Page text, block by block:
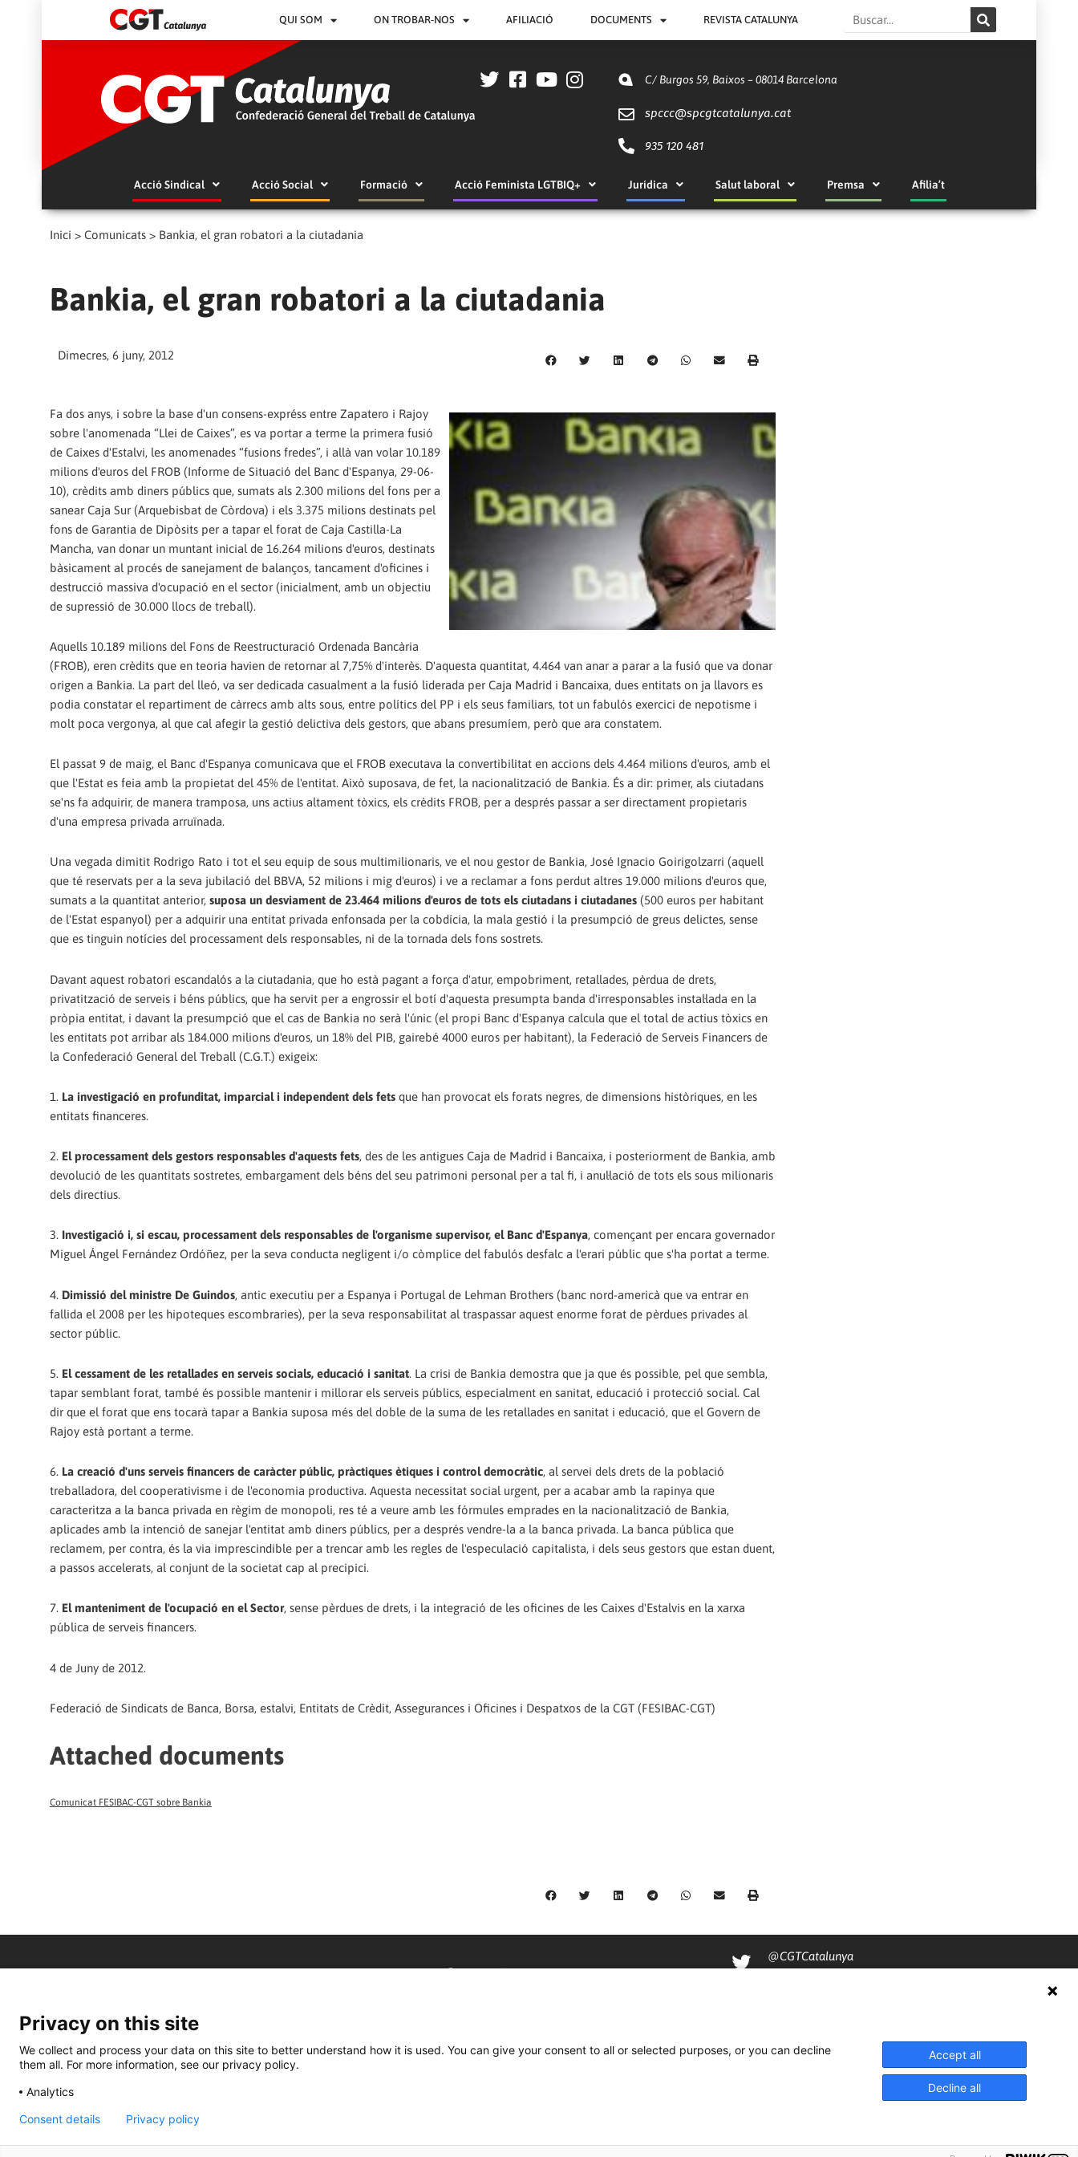
QUI SOM ON TROBAR-NOS AFILIACIÓ DOCUMENTS REVISTA CATALUNYA Search
C/ Burgos 59, Baixos – 08014 Barcelona
spccc@spcgtcatalunya.cat
935 120 481
Acció Sindical Acció Social Formació Acció Feminista LGTBIQ+ Jurídica Salut laboral Premsa Afilia’t
Inici > Comunicats > Bankia, el gran robatori a la ciutadania
Bankia, el gran robatori a la ciutadania
Dimecres, 6 juny, 2012
Fa dos anys, i sobre la base d'un consens-expréss entre Zapatero i Rajoy
sobre l'anomenada “Llei de Caixes”, es va portar a terme la primera fusió
de Caixes d'Estalvi, les anomenades “fusions fredes”, i allà van volar 10.189
milions d'euros del FROB (Informe de Situació del Banc d'Espanya, 29-06-
10), crèdits amb diners públics que, sumats als 2.300 milions del fons per a
sanear Caja Sur (Arquebisbat de Còrdova) i els 3.375 milions destinats pel
fons de Garantia de Dipòsits per a tapar el forat de Caja Castilla-La
Mancha, van donar un muntant inicial de 16.264 milions d'euros, destinats
bàsicament al procés de sanejament de balanços, tancament d'oficines i
destrucció massiva d'ocupació en el sector (inicialment, amb un objectiu
de supressió de 30.000 llocs de treball).
Aquells 10.189 milions del Fons de Reestructuració Ordenada Bancària
(FROB), eren crèdits que en teoria havien de retornar al 7,75% d'interès. D'aquesta quantitat, 4.464 van anar a parar a la fusió que va donar
origen a Bankia. La part del lleó, va ser dedicada casualment a la fusió liderada per Caja Madrid i Bancaixa, dues entitats on ja llavors es
podia constatar el repartiment de càrrecs amb alts sous, entre polítics del PP i els seus familiars, tot un fabulós exercici de nepotisme i
molt poca vergonya, al que cal afegir la gestió delictiva dels gestors, que abans presumíem, però que ara constatem.
El passat 9 de maig, el Banc d'Espanya comunicava que el FROB executava la convertibilitat en accions dels 4.464 milions d'euros, amb el
que l'Estat es feia amb la propietat del 45% de l'entitat. Això suposava, de fet, la nacionalització de Bankia. És a dir: primer, als ciutadans
se'ns fa adquirir, de manera tramposa, uns actius altament tòxics, els crèdits FROB, per a després passar a ser directament propietaris
d'una empresa privada arruïnada.
Una vegada dimitit Rodrigo Rato i tot el seu equip de sous multimilionaris, ve el nou gestor de Bankia, José Ignacio Goirigolzarri (aquell
que té reservats per a la seva jubilació del BBVA, 52 milions i mig d'euros) i ve a reclamar a fons perdut altres 19.000 milions d'euros que,
sumats a la quantitat anterior, suposa un desviament de 23.464 milions d'euros de tots els ciutadans i ciutadanes (500 euros per habitant
de l'Estat espanyol) per a adquirir una entitat privada enfonsada per la cobdícia, la mala gestió i la presumpció de greus delictes, sense
que es tinguin notícies del processament dels responsables, ni de la tornada dels fons sostrets.
Davant aquest robatori escandalós a la ciutadania, que ho està pagant a força d'atur, empobriment, retallades, pèrdua de drets,
privatització de serveis i béns públics, que ha servit per a engrossir el botí d'aquesta presumpta banda d'irresponsables instal·lada en la
pròpia entitat, i davant la presumpció que el cas de Bankia no serà l'únic (el propi Banc d'Espanya calcula que el total de actius tòxics en
les entitats pot arribar als 184.000 milions d'euros, un 18% del PIB, gairebé 4000 euros per habitant), la Federació de Serveis Financers de
la Confederació General del Treball (C.G.T.) exigeix:
1. La investigació en profunditat, imparcial i independent dels fets que han provocat els forats negres, de dimensions històriques, en les
entitats financeres.
2. El processament dels gestors responsables d'aquests fets, des de les antigues Caja de Madrid i Bancaixa, i posteriorment de Bankia, amb
devolució de les quantitats sostretes, embargament dels béns del seu patrimoni personal per a tal fi, i anul·lació de tots els sous milionaris
dels directius.
3. Investigació i, si escau, processament dels responsables de l'organisme supervisor, el Banc d'Espanya, començant per encara governador
Miguel Ángel Fernández Ordóñez, per la seva conducta negligent i/o còmplice del fabulós desfalc a l'erari públic que s'ha portat a terme.
4. Dimissió del ministre De Guindos, antic executiu per a Espanya i Portugal de Lehman Brothers (banc nord-americà que va entrar en
fallida el 2008 per les hipoteques escombraries), per la seva responsabilitat al traspassar aquest enorme forat de pèrdues privades al
sector públic.
5. El cessament de les retallades en serveis socials, educació i sanitat. La crisi de Bankia demostra que ja que és possible, pel que sembla,
tapar semblant forat, també és possible mantenir i millorar els serveis públics, especialment en sanitat, educació i protecció social. Cal
dir que el forat que ens tocarà tapar a Bankia suposa més del doble de la suma de les retallades en sanitat i educació, que el Govern de
Rajoy està portant a terme.
6. La creació d'uns serveis financers de caràcter públic, pràctiques ètiques i control democràtic, al servei dels drets de la població
treballadora, del cooperativisme i de l'economia productiva. Aquesta necessitat social urgent, per a acabar amb la rapinya que
caracteritza a la banca privada en règim de monopoli, res té a veure amb les fórmules emprades en la nacionalització de Bankia,
aplicades amb la intenció de sanejar l'entitat amb diners públics, per a després vendre-la a la banca privada. La banca pública que
reclamem, per contra, és la via imprescindible per a trencar amb les regles de l'especulació capitalista, i dels seus gestors que estan duent,
a passos accelerats, al conjunt de la societat cap al precipici.
7. El manteniment de l'ocupació en el Sector, sense pèrdues de drets, i la integració de les oficines de les Caixes d'Estalvis en la xarxa
pública de serveis financers.
4 de Juny de 2012.
Federació de Sindicats de Banca, Borsa, estalvi, Entitats de Crèdit, Assegurances i Oficines i Despatxos de la CGT (FESIBAC-CGT)
Attached documents
Comunicat FESIBAC-CGT sobre Bankia
@CGTCatalunya
cgtcatalunya
Privacy on this site
We collect and process your data on this site to better understand how it is used. You can give your consent to all or selected purposes, or you can decline
them all. For more information, see our privacy policy.
Analytics
Accept all
Decline all
Consent details Privacy policy